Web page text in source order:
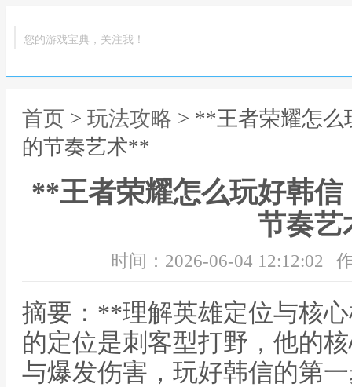
您的游戏宝典，关注我！
首页 > 玩法攻略 > **王者荣耀怎么
的节奏艺术**
**王者荣耀怎么玩好韩
节奏
时间：2026-06-04 12:12:02
摘要：**理解英雄定位与核
的定位是刺客型打野，他的
与爆发伤害，玩好韩信的第